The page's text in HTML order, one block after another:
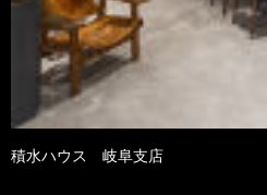
積水ハウス 岐阜支店